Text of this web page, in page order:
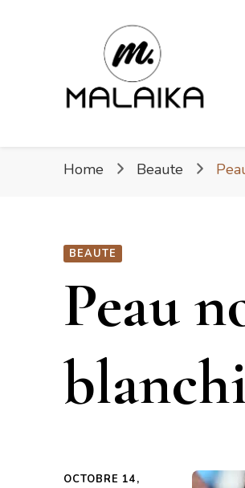
Malaika
Home Beaute
BEAUTE
Peau
OCTOBRE 14,